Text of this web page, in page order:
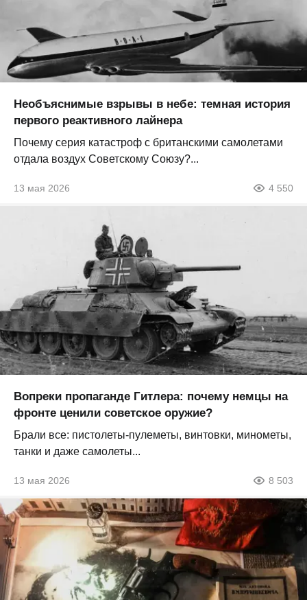
Необъяснимые взрывы в небе: темная история
первого реактивного лайнера
Почему серия катастроф с британскими самолетами
отдала воздух Советскому Союзу?...
13 мая 2026 4 550
Вопреки пропаганде Гитлера: почему немцы на
фронте ценили советское оружие?
Брали все: пистолеты-пулеметы, винтовки, минометы,
танки и даже самолеты...
13 мая 2026 8 503